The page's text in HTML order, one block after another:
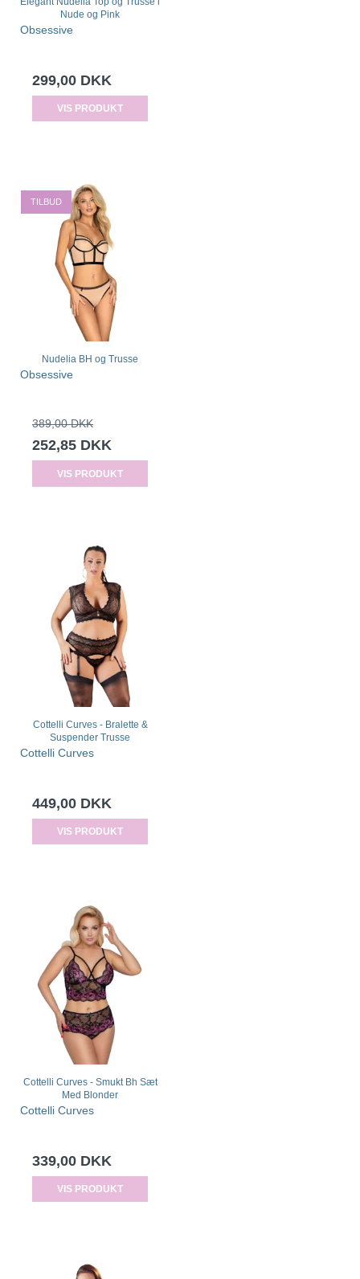
Nude og Pink
Obsessive
299,00 DKK
VIS PRODUKT
TILBUD
Nudelia BH og Trusse
Obsessive
389,00 DKK
252,85 DKK
VIS PRODUKT
Cottelli Curves - Bralette &
Suspender Trusse
Cottelli Curves
449,00 DKK
VIS PRODUKT
Cottelli Curves - Smukt Bh Sæt
Med Blonder
Cottelli Curves
339,00 DKK
VIS PRODUKT